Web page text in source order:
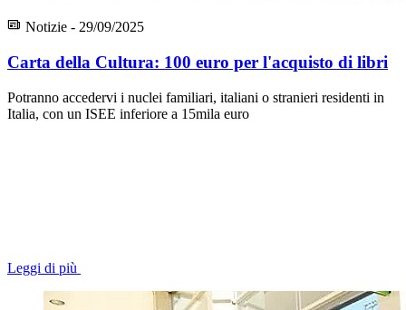
Notizie - 29/09/2025
Carta della Cultura: 100 euro per l'acquisto di libri
Potranno accedervi i nuclei familiari, italiani o stranieri residenti in
Italia, con un ISEE inferiore a 15mila euro
Leggi di più